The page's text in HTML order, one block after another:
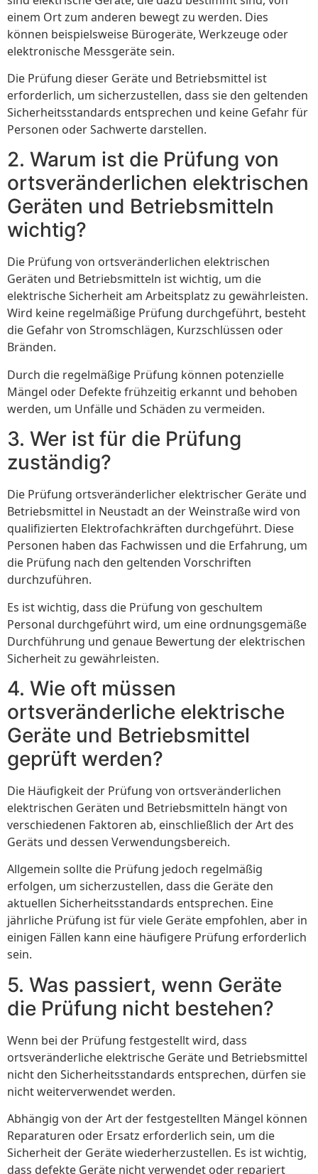
einem Ort zum anderen bewegt zu werden. Dies
können beispielsweise Bürogeräte, Werkzeuge oder
elektronische Messgeräte sein.
Die Prüfung dieser Geräte und Betriebsmittel ist
erforderlich, um sicherzustellen, dass sie den geltenden
Sicherheitsstandards entsprechen und keine Gefahr für
Personen oder Sachwerte darstellen.
2. Warum ist die Prüfung von
ortsveränderlichen elektrischen
Geräten und Betriebsmitteln
wichtig?
Die Prüfung von ortsveränderlichen elektrischen
Geräten und Betriebsmitteln ist wichtig, um die
elektrische Sicherheit am Arbeitsplatz zu gewährleisten.
Wird keine regelmäßige Prüfung durchgeführt, besteht
die Gefahr von Stromschlägen, Kurzschlüssen oder
Bränden.
Durch die regelmäßige Prüfung können potenzielle
Mängel oder Defekte frühzeitig erkannt und behoben
werden, um Unfälle und Schäden zu vermeiden.
3. Wer ist für die Prüfung
zuständig?
Die Prüfung ortsveränderlicher elektrischer Geräte und
Betriebsmittel in Neustadt an der Weinstraße wird von
qualifizierten Elektrofachkräften durchgeführt. Diese
Personen haben das Fachwissen und die Erfahrung, um
die Prüfung nach den geltenden Vorschriften
durchzuführen.
Es ist wichtig, dass die Prüfung von geschultem
Personal durchgeführt wird, um eine ordnungsgemäße
Durchführung und genaue Bewertung der elektrischen
Sicherheit zu gewährleisten.
4. Wie oft müssen
ortsveränderliche elektrische
Geräte und Betriebsmittel
geprüft werden?
Die Häufigkeit der Prüfung von ortsveränderlichen
elektrischen Geräten und Betriebsmitteln hängt von
verschiedenen Faktoren ab, einschließlich der Art des
Geräts und dessen Verwendungsbereich.
Allgemein sollte die Prüfung jedoch regelmäßig
erfolgen, um sicherzustellen, dass die Geräte den
aktuellen Sicherheitsstandards entsprechen. Eine
jährliche Prüfung ist für viele Geräte empfohlen, aber in
einigen Fällen kann eine häufigere Prüfung erforderlich
sein.
5. Was passiert, wenn Geräte
die Prüfung nicht bestehen?
Wenn bei der Prüfung festgestellt wird, dass
ortsveränderliche elektrische Geräte und Betriebsmittel
nicht den Sicherheitsstandards entsprechen, dürfen sie
nicht weiterverwendet werden.
Abhängig von der Art der festgestellten Mängel können
Reparaturen oder Ersatz erforderlich sein, um die
Sicherheit der Geräte wiederherzustellen. Es ist wichtig,
dass defekte Geräte nicht verwendet oder repariert